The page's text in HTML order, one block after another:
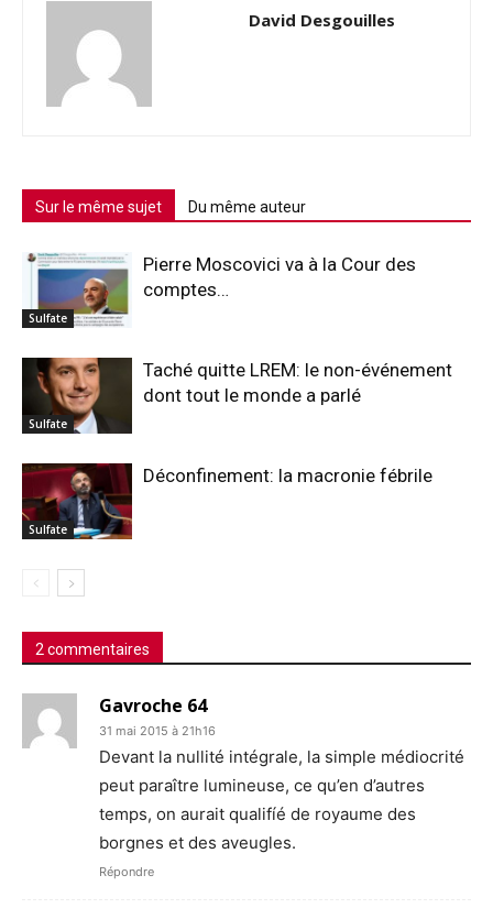
David Desgouilles
Sur le même sujet Du même auteur
Sulfate
Pierre Moscovici va à la Cour des
comptes…
Sulfate
Taché quitte LREM: le non-événement
dont tout le monde a parlé
Sulfate
Déconfinement: la macronie fébrile
2 commentaires
Gavroche 64
31 mai 2015 à 21h16
Devant la nullité intégrale, la simple médiocrité
peut paraître lumineuse, ce qu’en d’autres
temps, on aurait qualifíé de royaume des
borgnes et des aveugles.
Répondre